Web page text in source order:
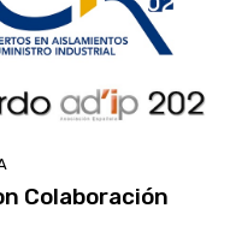
Colaboración